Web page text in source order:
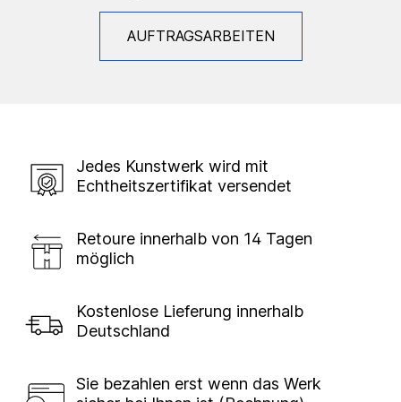
AUFTRAGSARBEITEN
Jedes Kunstwerk wird mit
Echtheitszertifikat versendet
Retoure innerhalb von 14 Tagen
möglich
Kostenlose Lieferung innerhalb
Deutschland
Sie bezahlen erst wenn das Werk